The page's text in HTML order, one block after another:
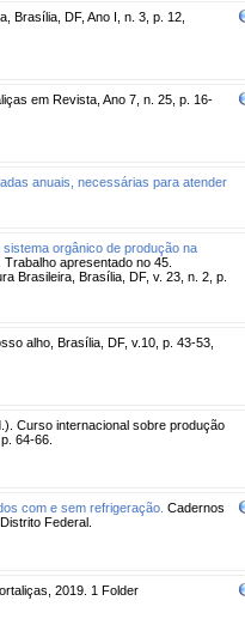
Brasília, DF, Ano I, n. 3, p. 12,
em Revista, Ano 7, n. 25, p. 16-
anuais, necessárias para atender
orgânico de produção na
apresentado no 45.
Brasileira, Brasília, DF, v. 23, n. 2, p.
alho, Brasília, DF, v.10, p. 43-53,
Curso internacional sobre produção
64-66.
com e sem refrigeração. Cadernos
Federal.
2019. 1 Folder